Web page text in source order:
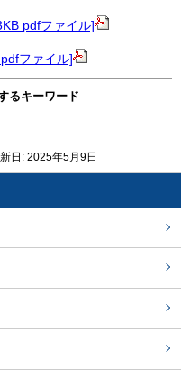
pdfファイル]
ファイル]
るキーワード
日: 2025年5月9日